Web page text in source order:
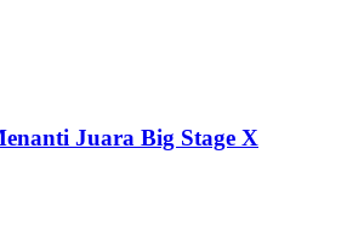
Juara Big Stage X